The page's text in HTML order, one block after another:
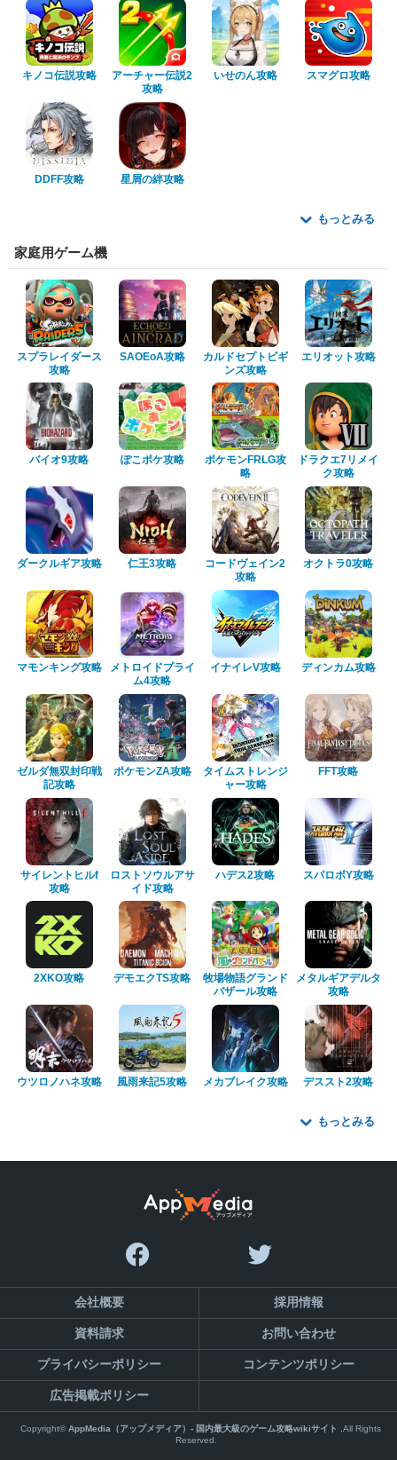
キノコ伝説攻略
アーチャー伝説2
攻略
いせのん攻略 スマグロ攻略
DDFF攻略 星屑の絆攻略
もっとみる
家庭用ゲーム機
スプラレイダース
攻略
SAOEoA攻略
カルドセプトビギ
ンズ攻略
エリオット攻略
バイオ9攻略 ぽこポケ攻略
ポケモンFRLG攻
略
ドラクエ7リメイ
ク攻略
ダークルギア攻略 仁王3攻略
コードヴェイン2
攻略
オクトラ0攻略
マモンキング攻略
メトロイドプライ
ム4攻略
イナイレV攻略 ディンカム攻略
ゼルダ無双封印戦
記攻略
ポケモンZA攻略
タイムストレンジ
ャー攻略
FFT攻略
サイレントヒルf
攻略
ロストソウルアサ
イド攻略
ハデス2攻略 スパロボY攻略
2XKO攻略 デモエクTS攻略
牧場物語グランド
バザール攻略
メタルギアデルタ
攻略
ウツロノハネ攻略 風雨来記5攻略 メカブレイク攻略 デススト2攻略
もっとみる
会社概要 採用情報
資料請求 お問い合わせ
プライバシーポリシー コンテンツポリシー
広告掲載ポリシー
Copyright©AppMedia（アップメディア）- 国内最大級のゲーム攻略wikiサイト
,All Rights
Reserved.